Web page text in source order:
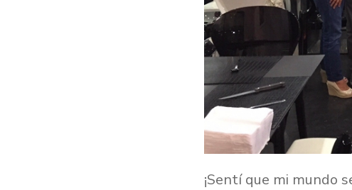
¡Sentí que mi mundo